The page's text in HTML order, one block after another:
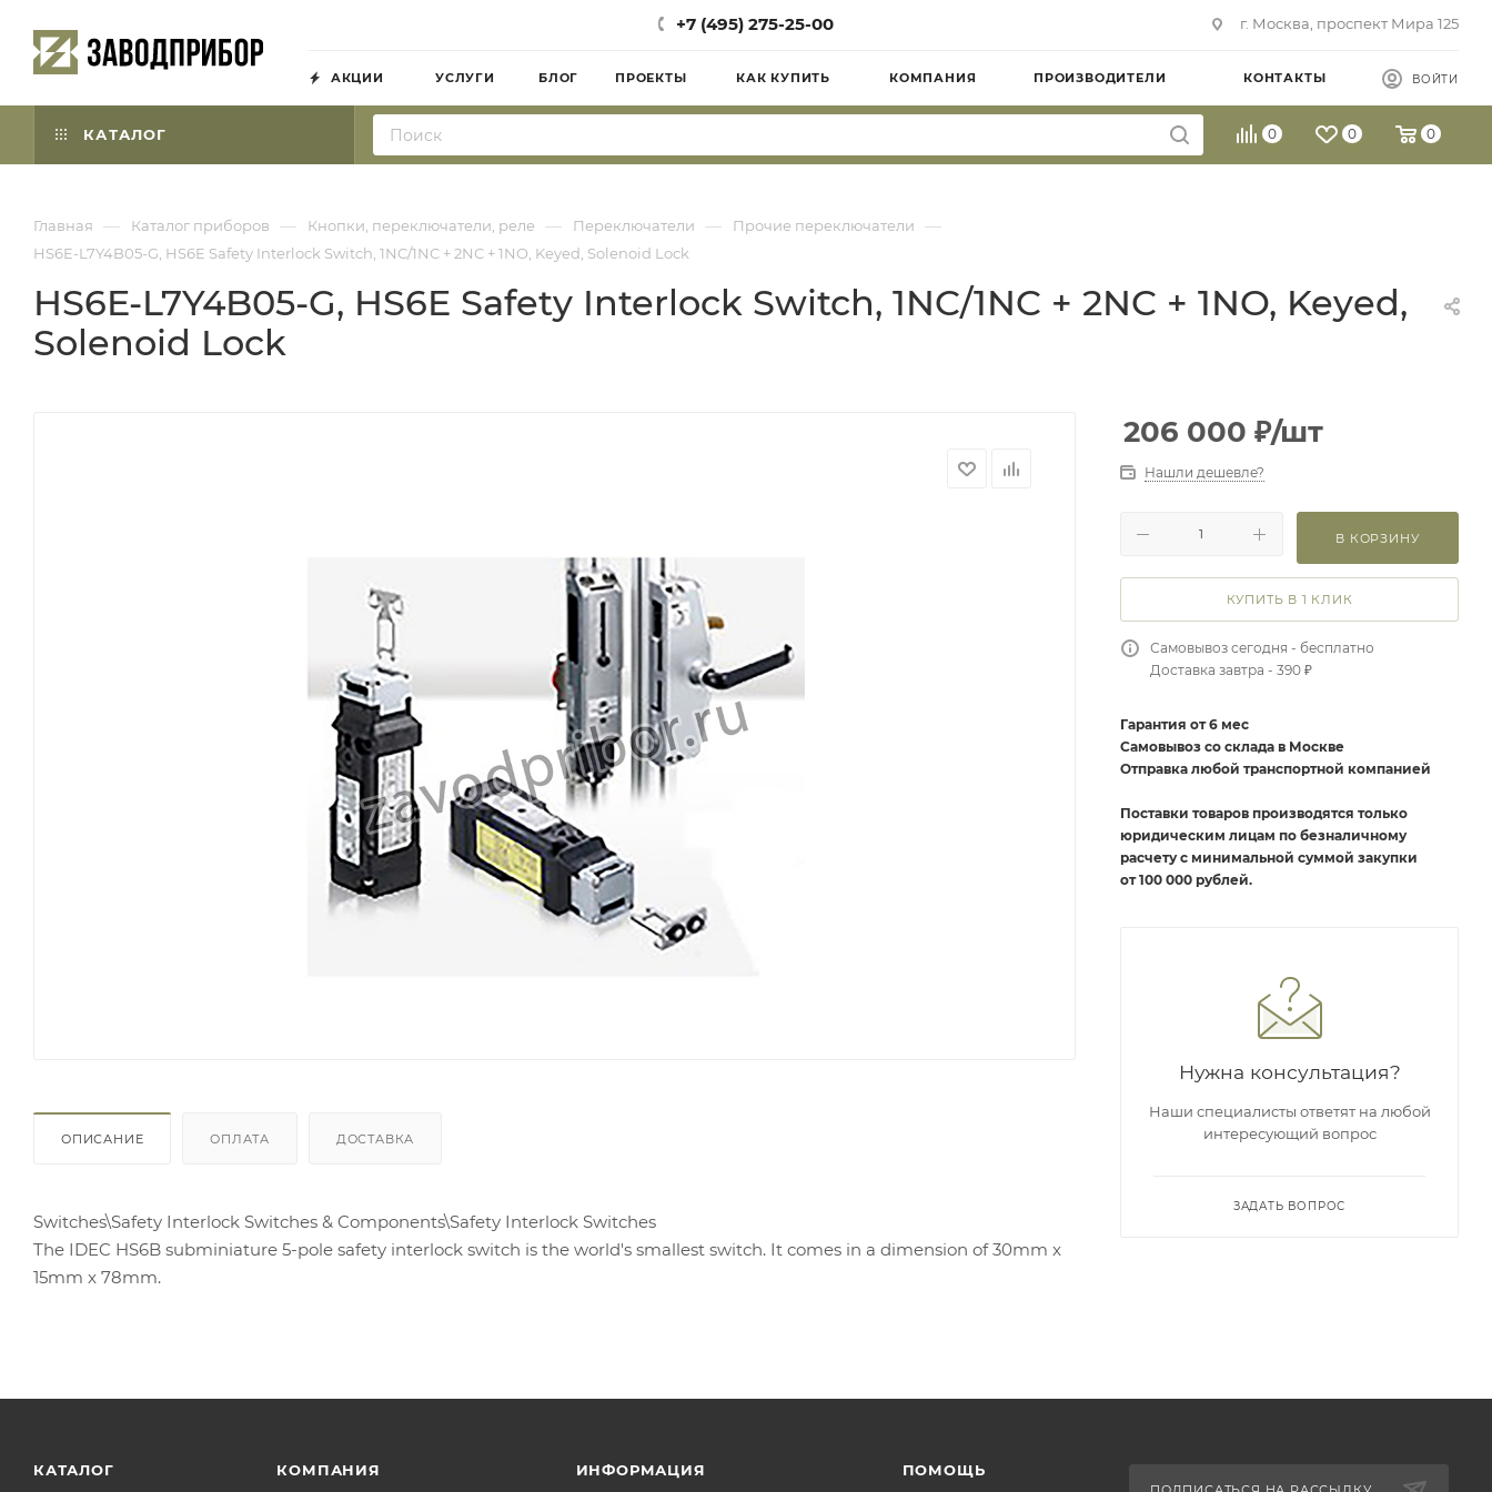
+7 (495) 275-25-00 г. Москва, проспект Мира 125
АКЦИИ УСЛУГИ БЛОГ ПРОЕКТЫ КАК КУПИТЬ КОМПАНИЯ ПРОИЗВОДИТЕЛИ КОНТАКТЫ ВОЙТИ
КАТАЛОГ 0 0 0
Главная — Каталог приборов — Кнопки, переключатели, реле — Переключатели — Прочие переключатели —
HS6E-L7Y4B05-G, HS6E Safety Interlock Switch, 1NC/1NC + 2NC + 1NO, Keyed, Solenoid Lock
HS6E-L7Y4B05-G, HS6E Safety Interlock Switch, 1NC/1NC + 2NC + 1NO, Keyed,
Solenoid Lock
ОПИСАНИЕ ОПЛАТА ДОСТАВКА
Switches\Safety Interlock Switches & Components\Safety Interlock Switches
The IDEC HS6B subminiature 5-pole safety interlock switch is the world's smallest switch. It comes in a dimension of 30mm x
15mm x 78mm.
206 000 ₽/шт
Нашли дешевле?
В КОРЗИНУ
КУПИТЬ В 1 КЛИК
Самовывоз сегодня - бесплатно
Доставка завтра - 390 ₽
Гарантия от 6 мес
Самовывоз со склада в Москве
Отправка любой транспортной компанией
Поставки товаров производятся только
юридическим лицам по безналичному
расчету с минимальной суммой закупки
от 100 000 рублей.
Нужна консультация?
Наши специалисты ответят на любой
интересующий вопрос
ЗАДАТЬ ВОПРОС
КАТАЛОГ КОМПАНИЯ ИНФОРМАЦИЯ ПОМОЩЬ